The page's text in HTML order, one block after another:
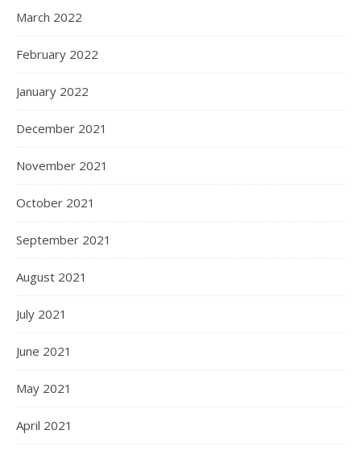
March 2022
February 2022
January 2022
December 2021
November 2021
October 2021
September 2021
August 2021
July 2021
June 2021
May 2021
April 2021